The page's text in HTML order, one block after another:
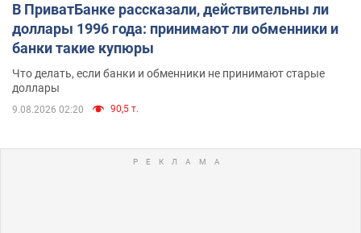
В ПриватБанке рассказали, действительны ли
доллары 1996 года: принимают ли обменники и
банки такие купюры
Что делать, если банки и обменники не принимают старые
доллары
9.08.2026 02:20 90,5 т.